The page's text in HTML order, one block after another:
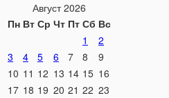
Август 2026
Пн Вт Ср Чт Пт Сб Вс
1
2
3
4 5 6 7 8
9
10 11 12 13 14 15 16
17 18 19 20 21 22 23